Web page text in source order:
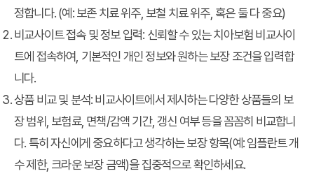
정합니다. (예: 보존 치료 위주, 보철 치료 위주, 혹은 둘 다 중요)
비교사이트 접속 및 정보 입력: 신뢰할 수 있는 치아보험 비교사이
트에 접속하여, 기본적인 개인 정보와 원하는 보장 조건을 입력합
니다.
상품 비교 및 분석: 비교사이트에서 제시하는 다양한 상품들의 보
장 범위, 보험료, 면책/감액 기간, 갱신 여부 등을 꼼꼼히 비교합니
다. 특히 자신에게 중요하다고 생각하는 보장 항목(예: 임플란트 개
수 제한, 크라운 보장 금액)을 집중적으로 확인하세요.